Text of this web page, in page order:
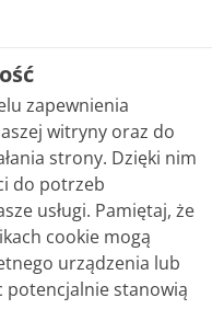
w
od celu i sposobu
Finansów.
będące
zapewnienia
witryny oraz do
strony. Dzięki nim
do potrzeb
usługi. Pamiętaj, że
cookie mogą
urządzenia lub
potencjalnie stanowią